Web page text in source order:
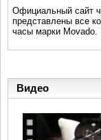
Официальный сайт
представлены все
часы марки Movado.
Видео